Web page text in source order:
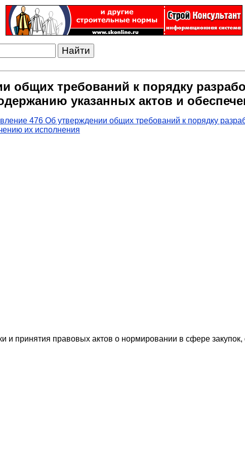
общих требований к порядку
указанных актов и
476 Об утверждении общих требований к порядку
их исполнения
и принятия правовых актов о нормировании в сфере